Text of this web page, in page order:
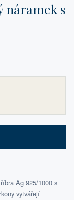
náramek s
Ag 925/1000 s
vytvářejí